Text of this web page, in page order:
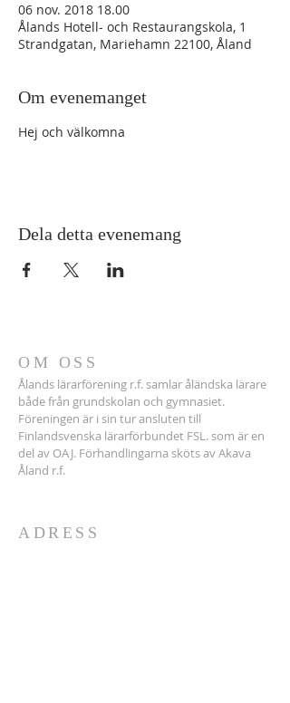
06 nov. 2018 18.00
Ålands Hotell- och Restaurangskola, 1
Strandgatan, Mariehamn 22100, Åland
Om evenemanget
Hej och välkomna
Dela detta evenemang
OM OSS
Ålands lärarförening r.f. samlar åländska lärare
både från grundskolan och gymnasiet.
Föreningen är i sin tur ansluten till
Finlandsvenska lärarförbundet FSL. som är en
del av OAJ. Förhandlingarna sköts av Akava
Åland r.f.
ADRESS